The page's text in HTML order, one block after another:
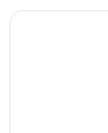
is available for a
Hotel Vivenzo